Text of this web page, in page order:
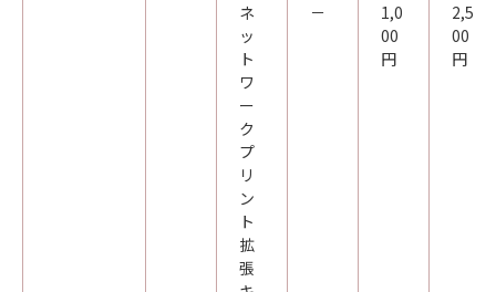
ネ
ッ
ト
ワ
ー
ク
プ
リ
ン
ト
拡
張
－
1,0
00
円
2,5
00
円